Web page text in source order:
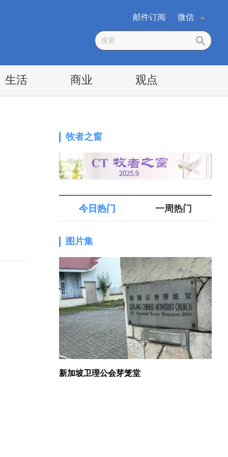
微信
邮件订阅
生活 商业 观点
牧者之窗
今日热门 一周热门
图片集
新加坡卫理公会芽笼堂